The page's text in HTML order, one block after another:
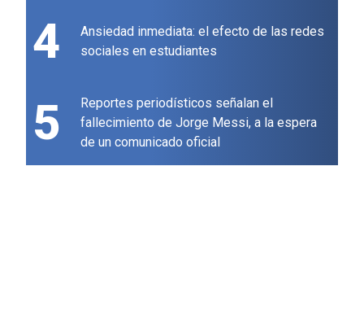
4
Ansiedad inmediata: el efecto de las redes
sociales en estudiantes
5
Reportes periodísticos señalan el
fallecimiento de Jorge Messi, a la espera
de un comunicado oficial